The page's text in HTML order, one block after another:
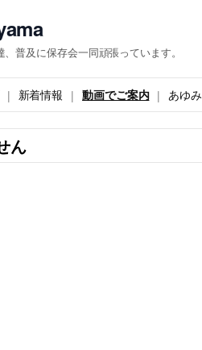
普及に保存会一同頑張っています。
新着情報 動画でご案内 あゆみ
ん